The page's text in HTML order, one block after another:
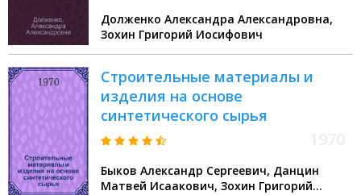
Долженко Александра Александровна,
Зохин Григорий Иосифович
Строительные материалы и
изделия на основе
синтетического сырья
Быков Александр Сергеевич, Данцин
Матвей Исаакович, Зохин Григорий